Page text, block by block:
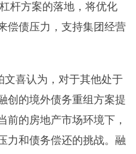
杆方案的落地，将优化
偿债压力，支持集团经营
文喜认为，对于其他处于
创的境外债务重组方案提
前的房地产市场环境下，
力和债务偿还的挑战。融